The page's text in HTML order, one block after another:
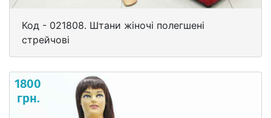
Код - 021808. Штани жіночі полегшені
стрейчові
1800
грн.